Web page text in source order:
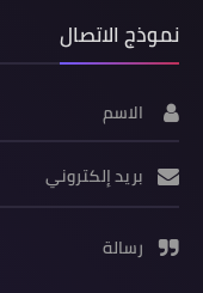
نموذج الاتصال
الاسم
بريد إلكتروني
رسالة